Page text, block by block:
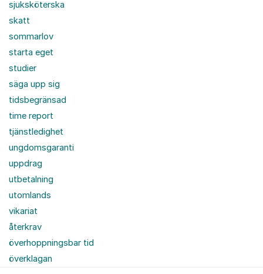
sjuksköterska
skatt
sommarlov
starta eget
studier
säga upp sig
tidsbegränsad
time report
tjänstledighet
ungdomsgaranti
uppdrag
utbetalning
utomlands
vikariat
återkrav
överhoppningsbar tid
överklagan